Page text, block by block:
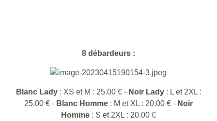
8 débardeurs :
Blanc Lady: XS et M : 25.00 € - Noir Lady: L et 2XL :
25.00 € - Blanc Homme : M et XL : 20.00 € - Noir
Homme : S et 2XL : 20.00 €